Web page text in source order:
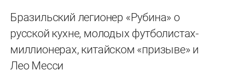
Бразильский легионер «Рубина» о
русской кухне, молодых футболистах-
миллионерах, китайском «призыве» и
Лео Месси